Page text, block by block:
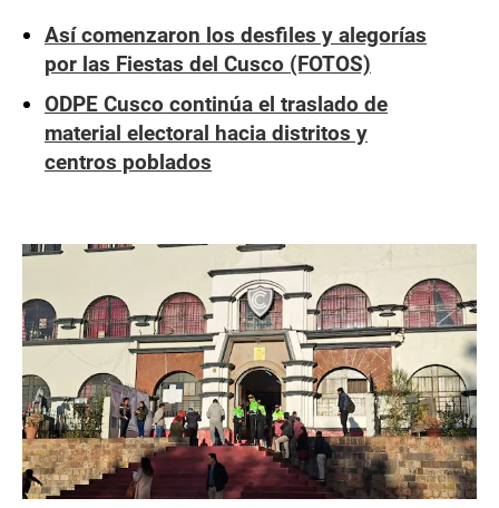
Así comenzaron los desfiles y alegorías
por las Fiestas del Cusco (FOTOS)
ODPE Cusco continúa el traslado de
material electoral hacia distritos y
centros poblados